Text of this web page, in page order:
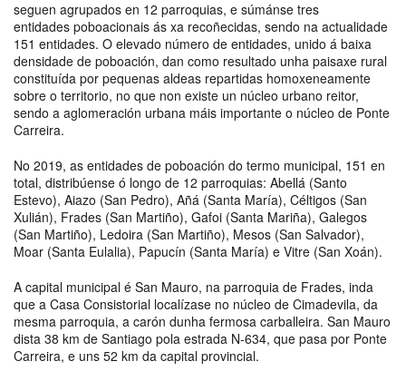
seguen agrupados en 12 parroquias, e súmánse tres
entidades poboacionais ás xa recoñecidas, sendo na actualidade
151 entidades. O elevado número de entidades, unido á baixa
densidade de poboación, dan como resultado unha paisaxe rural
constituída por pequenas aldeas repartidas homoxeneamente
sobre o territorio, no que non existe un núcleo urbano reitor,
sendo a aglomeración urbana máis importante o núcleo de Ponte
Carreira.
No 2019, as entidades de poboación do termo municipal, 151 en
total, distribúense ó longo de 12 parroquias: Abellá (Santo
Estevo), Aiazo (San Pedro), Añá (Santa María), Céltigos (San
Xulián), Frades (San Martiño), Gafoi (Santa Mariña), Galegos
(San Martiño), Ledoira (San Martiño), Mesos (San Salvador),
Moar (Santa Eulalia), Papucín (Santa María) e Vitre (San Xoán).
A capital municipal é San Mauro, na parroquia de Frades, inda
que a Casa Consistorial localízase no núcleo de Cimadevila, da
mesma parroquia, a carón dunha fermosa carballeira. San Mauro
dista 38 km de Santiago pola estrada N-634, que pasa por Ponte
Carreira, e uns 52 km da capital provincial.